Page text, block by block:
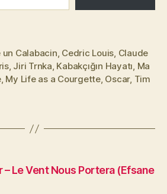
Calabacin, Cedric Louis, Claude
, Jiri Trnka, Kabakçığın Hayatı, Ma
, My Life as a Courgette, Oscar, Tim
Le Vent Nous Portera (Efsane